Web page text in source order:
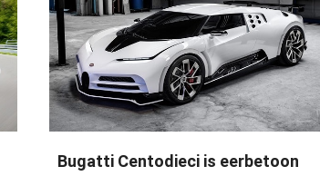
Bugatti Centodieci is eerbetoon